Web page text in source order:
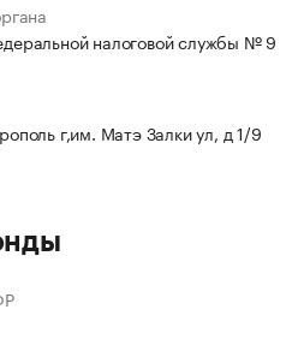
налоговой службы № 9
г,им. Матэ Залки ул, д 1/9